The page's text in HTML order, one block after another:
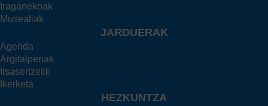
Iraganekoak
Musealiak
JARDUERAK
Agenda
Argitalpenak
Itsasertzetik
Ikerketa
HEZKUNTZA